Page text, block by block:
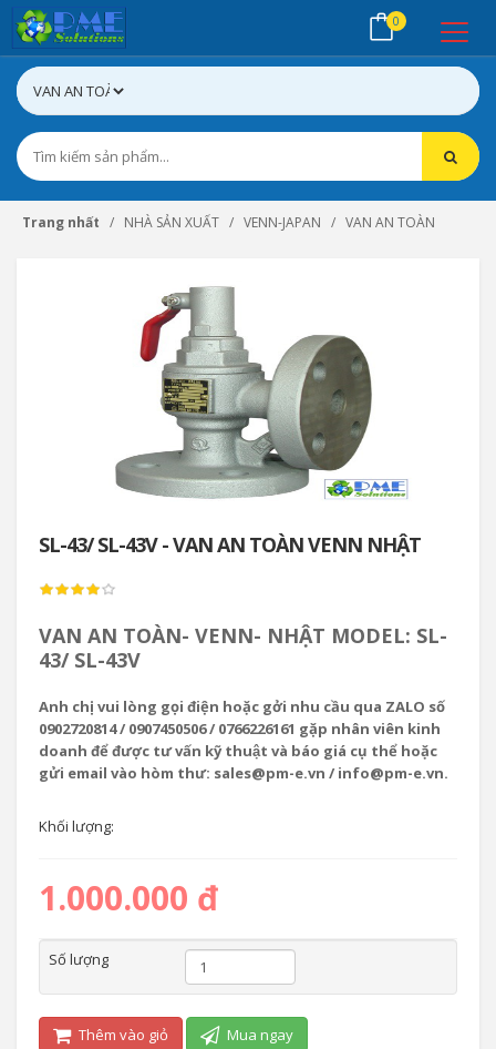
0
Trang nhất NHÀ SẢN XUẤT VENN-JAPAN VAN AN TOÀN
SL-43/ SL-43V - VAN AN TOÀN VENN NHẬT
VAN AN TOÀN- VENN- NHẬT MODEL: SL-
43/ SL-43V
Anh chị vui lòng gọi điện hoặc gởi nhu cầu qua ZALO số
0902720814 / 0907450506 / 0766226161 gặp nhân viên kinh
doanh để được tư vấn kỹ thuật và báo giá cụ thể hoặc
gửi email vào hòm thư: sales@pm-e.vn / info@pm-e.vn.
Khối lượng:
1.000.000 đ
Số lượng
Thêm vào giỏ Mua ngay